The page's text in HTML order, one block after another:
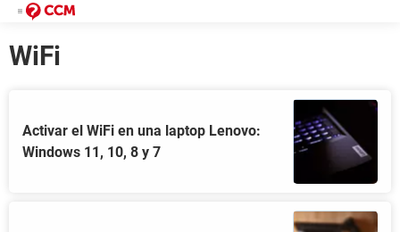
WiFi
Activar el WiFi en una laptop Lenovo:
Windows 11, 10, 8 y 7